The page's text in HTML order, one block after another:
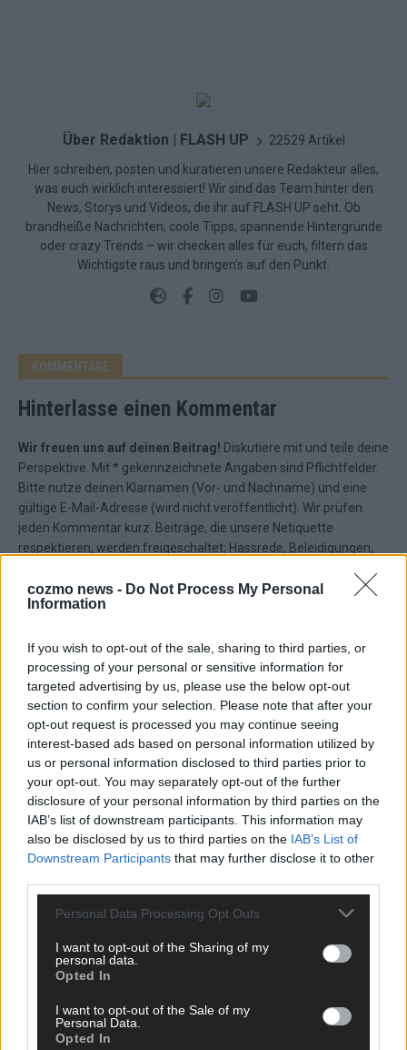
cozmo news - Do Not Process My Personal
Information
If you wish to opt-out of the sale, sharing to third parties, or
processing of your personal or sensitive information for
targeted advertising by us, please use the below opt-out
section to confirm your selection. Please note that after your
opt-out request is processed you may continue seeing
interest-based ads based on personal information utilized by
us or personal information disclosed to third parties prior to
your opt-out. You may separately opt-out of the further
disclosure of your personal information by third parties on the
IAB’s list of downstream participants. This information may
also be disclosed by us to third parties on the IAB’s List of
Downstream Participants that may further disclose it to other
Personal Data Processing Opt Outs
I want to opt-out of the Sharing of my
personal data.
Opted In
I want to opt-out of the Sale of my
Personal Data.
Opted In
Über Redaktion | FLASH UP 22529 Artikel
Hier schreiben, posten und kuratieren unsere Redakteur alles,
was euch wirklich interessiert! Wir sind das Team hinter den
News, Storys und Videos, die ihr auf FLASH UP seht. Ob
brandheiße Nachrichten, coole Tipps, spannende Hintergründe
oder crazy Trends – wir checken alles für euch, filtern das
Wichtigste raus und bringen’s auf den Punkt.
KOMMENTARE
Hinterlasse einen Kommentar
Wir freuen uns auf deinen Beitrag! Diskutiere mit und teile deine
Perspektive. Mit * gekennzeichnete Angaben sind Pflichtfelder.
Bitte nutze deinen Klarnamen (Vor- und Nachname) und eine
gültige E-Mail-Adresse (wird nicht veröffentlicht). Wir prüfen
jeden Kommentar kurz. Beiträge, die unsere Netiquette
respektieren, werden freigeschaltet; Hassrede, Beleidigungen,
gelten unsereDatenschutzvereinbarungen.
Vor- und Nachname
E-Mail
Benachrichtige mich über nachfolgende Kommentare via E-
EXTRA